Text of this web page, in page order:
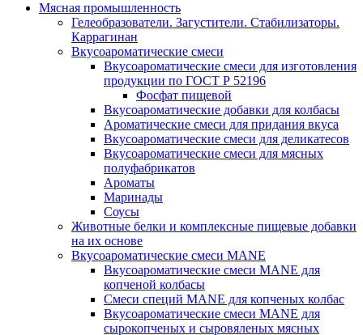
Мясная промышленность
Гелеобразователи. Загустители. Стабилизаторы.
Каррагинан
Вкусоароматические смеси
Вкусоароматические смеси для изготовления
продукции по ГОСТ Р 52196
Фосфат пищевой
Вкусоароматические добавки для колбасы
Ароматические смеси для придания вкуса
Вкусоароматические смеси для деликатесов
Вкусоароматические смеси для мясных
полуфабрикатов
Ароматы
Маринады
Соусы
Животные белки и комплексные пищевые добавки
на их основе
Вкусоароматические смеси MANE
Вкусоароматические смеси MANE для
копченой колбасы
Смеси специй MANE для копченых колбас
Вкусоароматические смеси MANE для
сырокопченых и сыровяленых мясных